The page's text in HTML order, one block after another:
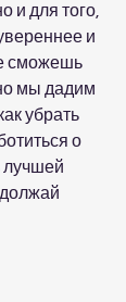
и для того,
и
сможешь
мы дадим
убрать
о
лучшей